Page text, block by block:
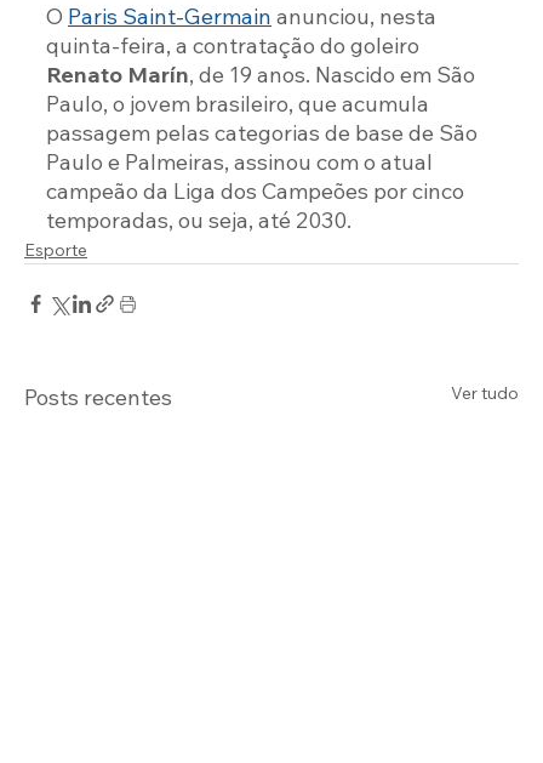
O Paris Saint-Germain anunciou, nesta
quinta-feira, a contratação do goleiro
Renato Marín, de 19 anos. Nascido em São
Paulo, o jovem brasileiro, que acumula
passagem pelas categorias de base de São
Paulo e Palmeiras, assinou com o atual
campeão da Liga dos Campeões por cinco
temporadas, ou seja, até 2030.
Esporte
Posts recentes Ver tudo